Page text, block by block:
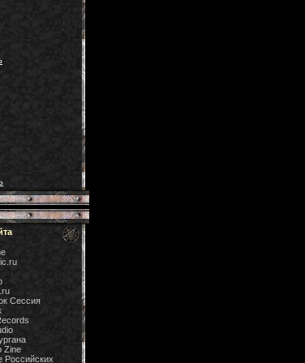
Сессия
Zine
Российских